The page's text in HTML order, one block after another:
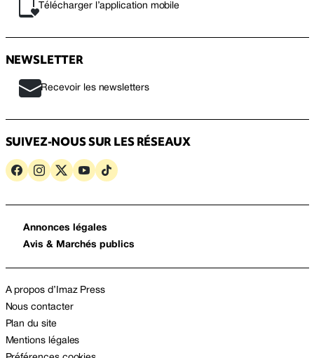
Télécharger l’application mobile
NEWSLETTER
Recevoir les newsletters
SUIVEZ-NOUS SUR LES RÉSEAUX
Annonces légales
Avis & Marchés publics
A propos d’Imaz Press
Nous contacter
Plan du site
Mentions légales